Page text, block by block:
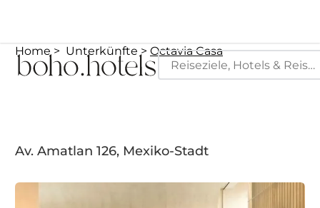
Home Unterkünfte Octavia Casa
Av. Amatlan 126, Mexiko-Stadt